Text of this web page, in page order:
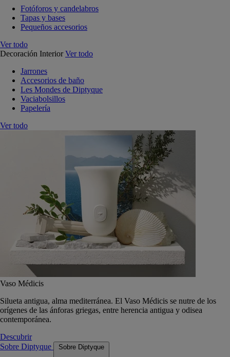
Fotóforos y candelabros
Tapas y bases
Pequeños accesorios
Ver todo
Decoración Interior Ver todo
Jarrones
Accesorios de baño
Les Mondes de Diptyque
Vaciabolsillos
Papelería
Ver todo
Vaso Médicis
Silueta antigua, alma mediterránea. El Vaso Médicis se nutre de los
orígenes de las ánforas griegas, entre herencia antigua y odisea
contemporánea.
Descubrir
Sobre Diptyque
Sobre Diptyque